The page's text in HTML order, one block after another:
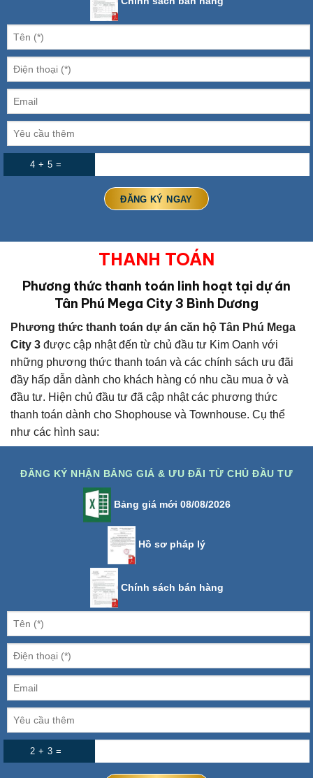
4 + 5 =
THANH TOÁN
Phương thức thanh toán linh hoạt tại dự án
Tân Phú Mega City 3 Bình Dương
Phương thức thanh toán dự án căn hộ Tân Phú Mega
City 3 được cập nhật đến từ chủ đầu tư Kim Oanh với
những phương thức thanh toán và các chính sách ưu đãi
đầy hấp dẫn dành cho khách hàng có nhu cầu mua ở và
đầu tư. Hiện chủ đầu tư đã cập nhật các phương thức
thanh toán dành cho Shophouse và Townhouse. Cụ thể
như các hình sau:
ĐĂNG KÝ NHẬN BẢNG GIÁ & ƯU ĐÃI TỪ CHỦ ĐẦU TƯ
Bảng giá mới 08/08/2026
Hồ sơ pháp lý
Chính sách bán hàng
2 + 3 =